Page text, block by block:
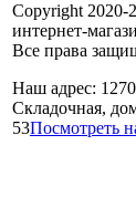
Copyright 2020-
интернет-
Все права
Наш адрес:
Складочная,
53Посмотреть